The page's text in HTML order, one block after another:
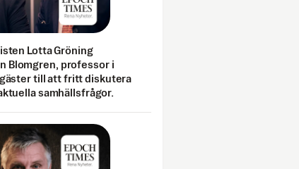
Lotta Gröning
Blomgren, professor i
till att fritt diskutera
samhällsfrågor.